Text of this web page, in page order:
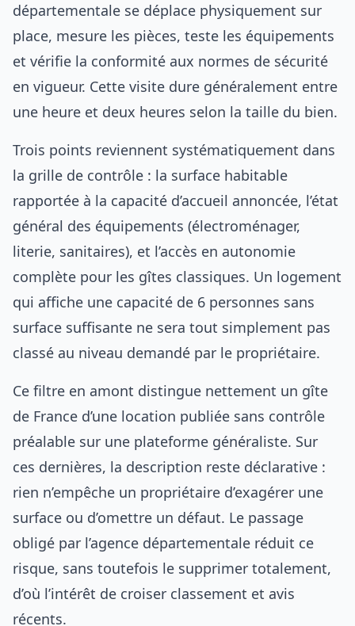
départementale se déplace physiquement sur
place, mesure les pièces, teste les équipements
et vérifie la conformité aux normes de sécurité
en vigueur. Cette visite dure généralement entre
une heure et deux heures selon la taille du bien.
Trois points reviennent systématiquement dans
la grille de contrôle : la surface habitable
rapportée à la capacité d’accueil annoncée, l’état
général des équipements (électroménager,
literie, sanitaires), et l’accès en autonomie
complète pour les gîtes classiques. Un logement
qui affiche une capacité de 6 personnes sans
surface suffisante ne sera tout simplement pas
classé au niveau demandé par le propriétaire.
Ce filtre en amont distingue nettement un gîte
de France d’une location publiée sans contrôle
préalable sur une plateforme généraliste. Sur
ces dernières, la description reste déclarative :
rien n’empêche un propriétaire d’exagérer une
surface ou d’omettre un défaut. Le passage
obligé par l’agence départementale réduit ce
risque, sans toutefois le supprimer totalement,
d’où l’intérêt de croiser classement et avis
récents.